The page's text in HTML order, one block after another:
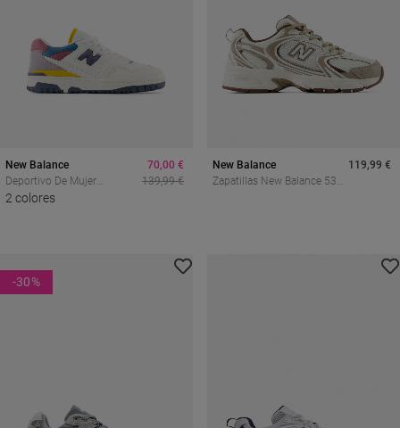
New Balance
Deportivo De Mujer
Multicolor New Balance
2 colores
70,00 €
139,99 €
New Balance
Zapatillas New Balance 530
119,99 €
-30%